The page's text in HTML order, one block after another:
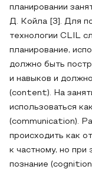
планировании
Д. Койла [3]. Для
технологии CLIL
планирование,
должно быть
и навыков и
(content). На
использоваться
(communication).
происходить как
к частному, но при
познание